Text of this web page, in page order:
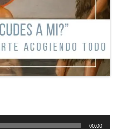
00:00